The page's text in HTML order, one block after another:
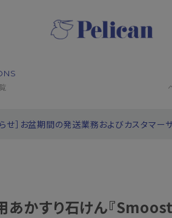
せ］お盆期間の発送業務およびカスタマー
かすり石けん『